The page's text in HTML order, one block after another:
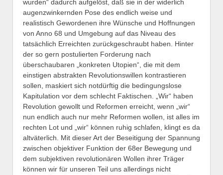
wurden“ dadurch aufgelöst, daß sie in der widerlich
augenzwinkernden Pose des endlich weise und
realistisch Gewordenen ihre Wünsche und Hoffnungen
von Anno 68 und Umgebung auf das Niveau des
tatsächlich Erreichten zurückgeschraubt haben. Hinter
der so gern postulierten Forderung nach
überschaubaren „konkreten Utopien“, die mit dem
einstigen abstrakten Revolutionswillen kontrastieren
sollen, maskiert sich notdürftig die bedingungslose
Kapitulation vor dem schlecht Faktischen. „Wir“ haben
Revolution gewollt und Reformen erreicht, wenn „wir“
nun endlich auch nur mehr Reformen wollen, ist alles im
rechten Lot und „wir“ können ruhig schlafen, klingt es da
altväterlich. Mit dieser Art der Beseitigung der Spannung
zwischen objektiver Funktion der 68er Bewegung und
dem subjektiven revolutionären Wollen ihrer Träger
können wir für unseren Teil uns allerdings nicht